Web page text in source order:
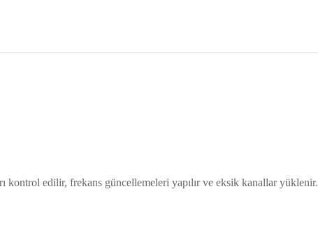
kontrol edilir, frekans güncellemeleri yapılır ve eksik kanallar yüklenir.